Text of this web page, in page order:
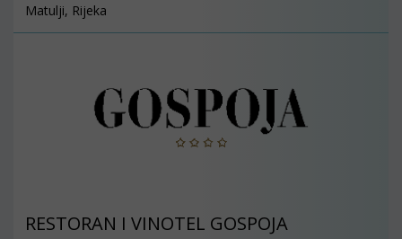
Matulji, Rijeka
RESTORAN I VINOTEL GOSPOJA